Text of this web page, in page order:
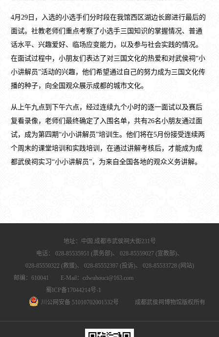
4月29日，入选的小选手们分时段在我馆西区湖边长廊进行最后的
面试。社教老师们重点考察了小选手三国知识的掌握情况、普通
话水平、兴趣爱好、临场应变能力，以及参与社会实践的情况。
在面试过程中，小朋友们表达了对三国文化的热爱和对武侯祠“小
小讲解员”活动的兴趣，他们希望通过自己的努力成为三国文化传
播的种子，向全国观众展示成都的城市文化。
从上午九点到下午六点，经过连续九个小时的逐一面试以及赛后
复看录像，老师们最终确定了入围名单，共有26名小朋友通过面
试，成为第四期“小小讲解员”培训生。他们将在5月份接受连续两
个周末的课堂培训和实践培训，在通过讲解考核后，才能成为成
都武侯祠实习“小小讲解员”，为来自全国各地的观众义务讲解。
地址：中国.成都市武侯祠大街231号
电话：
028-85535951 (票务部)、
028-85559027 (宣教部)、
028-85550322 (救援)、
028-85552397 (投诉)、
028-85533728 (网站)
邮编：610041 E-Mail：cdwuhouci@163.com
蜀ICP备17044214号-1
川公网安备 51010702001532号
成都武侯祠博物馆版权所有